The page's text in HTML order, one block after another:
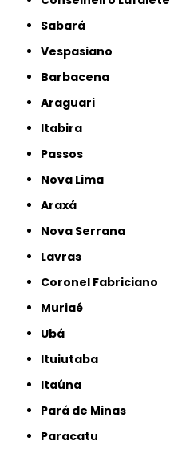
Sabará
Vespasiano
Barbacena
Araguari
Itabira
Passos
Nova Lima
Araxá
Nova Serrana
Lavras
Coronel Fabriciano
Muriaé
Ubá
Ituiutaba
Itaúna
Pará de Minas
Paracatu